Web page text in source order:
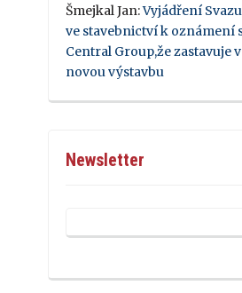
Šmejkal Jan:Vyjádření
ve stavebnictví k oznámení
Central Group,že zastavuje
novou výstavbu
Newsletter